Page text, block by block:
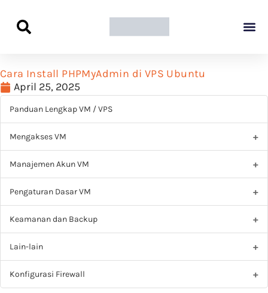
Cara Install PHPMyAdmin di VPS Ubuntu
April 25, 2025
Panduan Lengkap VM / VPS
Mengakses VM
Manajemen Akun VM
Pengaturan Dasar VM
Keamanan dan Backup
Lain-lain
Konfigurasi Firewall